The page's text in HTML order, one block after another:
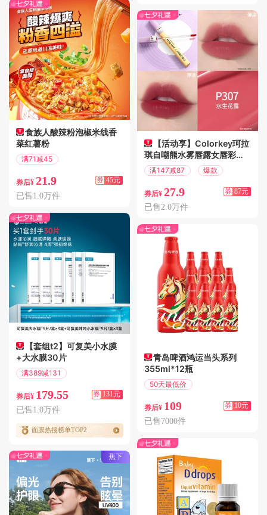
食族人酸辣粉泡椒米线香
菜红薯粉
满71减45
券后¥ 21.9 券 45元
已售1.0万件
【套组t2】可复美小水膜
+大水膜30片
满389减131
券后¥ 179.55 券 131元
已售1.0万件
面膜热搜榜单TOP2
蕉下
【活动享】Colorkey珂拉
琪自嘲熊水雾唇露女唇彩唇
泥口红
满147减87 爆款
券后¥ 27.9 券 87元
已售2.0万件
青岛啤酒鸿运当头系列
355ml*12瓶
50天最低价
券后¥ 109 券 10元
已售7000件